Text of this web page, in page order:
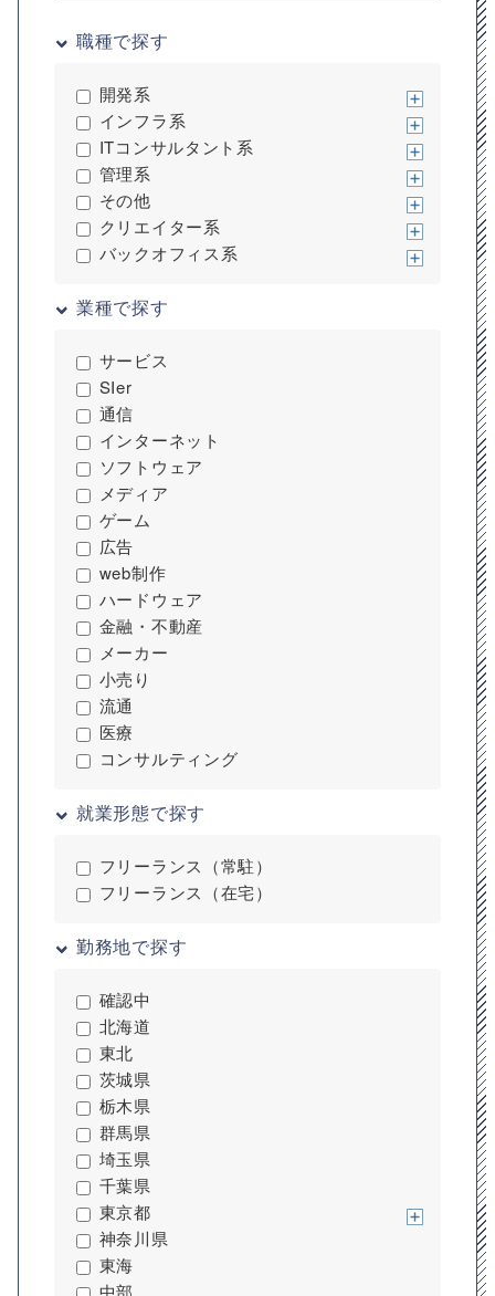
平均月額単価
640,000
最高月額単価
職種で探す
開発系
インフラ系
ITコンサルタント系
管理系
その他
クリエイター系
バックオフィス系
業種で探す
サービス
SIer
通信
インターネット
ソフトウェア
メディア
ゲーム
広告
web制作
ハードウェア
金融・不動産
メーカー
小売り
流通
医療
コンサルティング
就業形態で探す
フリーランス（常駐）
フリーランス（在宅）
勤務地で探す
確認中
北海道
東北
茨城県
栃木県
群馬県
埼玉県
千葉県
東京都
神奈川県
東海
中部